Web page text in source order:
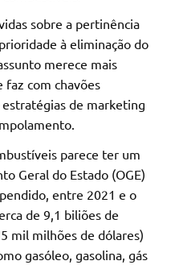
sobre a pertinência
à eliminação do
merece mais
faz com chavões
de marketing
parece ter um
Geral do Estado (OGE)
entre 2021 e o
de 9,1 biliões de
mil milhões de dólares)
gasóleo, gasolina, gás